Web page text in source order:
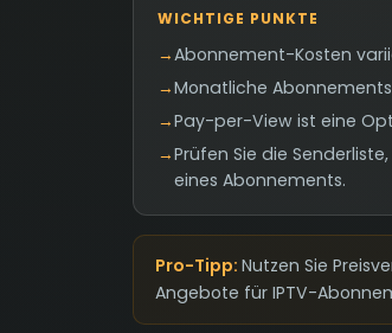
WICHTIGE PUNKTE
→Abonnement-Kosten
→Monatliche
→Pay-per-View ist eine
→Prüfen Sie die
eines Abonnements.
Pro-Tipp: Nutzen Sie
Angebote für IPTV-